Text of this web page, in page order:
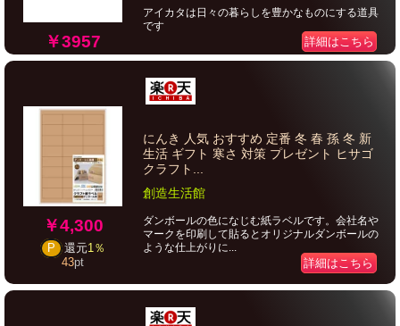
￥3957
アイカタは日々の暮らしを豊かなものにする道具
です
詳細はこちら
￥4,300
P 還元1％
43pt
にんき 人気 おすすめ 定番 冬 春 孫 冬 新
生活 ギフト 寒さ 対策 プレゼント ヒサゴ
クラフト...
創造生活館
ダンボールの色になじむ紙ラベルです。会社名や
マークを印刷して貼るとオリジナルダンボールの
ような仕上がりに...
詳細はこちら